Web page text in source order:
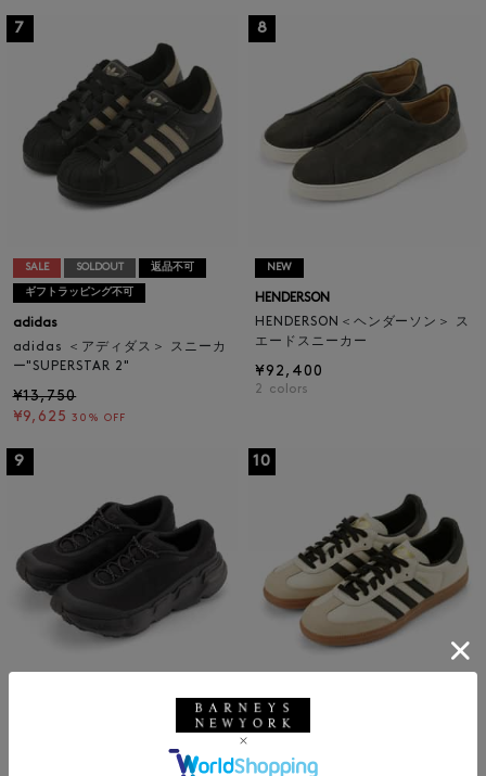
7
SALE SOLDOUT 返品不可
ギフトラッピング不可
adidas
adidas ＜アディダス＞ スニーカ
ー"SUPERSTAR 2"
¥13,750
¥9,625 30% OFF
8
NEW
HENDERSON
HENDERSON＜ヘンダーソン＞ ス
エードスニーカー
¥92,400
2 colors
9
ON＜オン＞ スニーカー"Clouds
10
NEW
adidas